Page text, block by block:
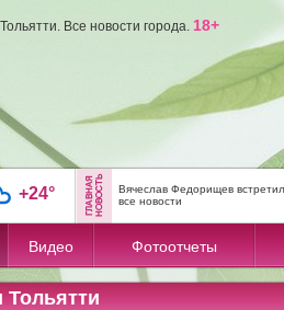
Все новости города. 18+
+24°
Вячеслав Федорищев
все новости
Видео Фотоотчеты
Тольятти